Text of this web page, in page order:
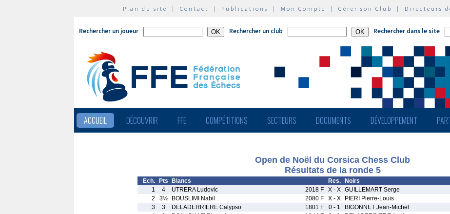
Plan du site | Contact | Publications | Mon Compte | Gérer son Club | Directeurs
Rechercher un joueur Rechercher un club Rechercher dans le site
ACCUEIL DÉCOUVRIR FFE COMPÉTITIONS SECTEURS DOCUMENTS DÉVELOPPEMENT
Open de Noël du Corsica Chess Club
Résultats de la ronde 5
Ech. Pts Blancs Res. Noirs
1
4 UTRERA Ludovic 2018 F X - X GUILLEMART Serge
2
3½ BOUSLIMI Nabil 2080 F X - X PIERI Pierre-Louis
3
3 DELADERRIERE Calypso 1801 F 0 - 1 BIGONNET Jean-Michel